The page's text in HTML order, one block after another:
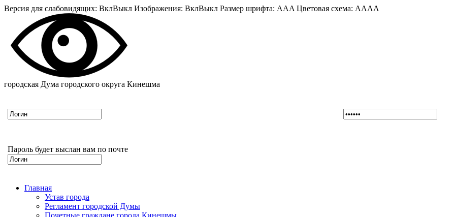
Версия для слабовидящих: ВклВыкл Изображения: ВклВыкл Размер шрифта: AAA Цветовая схема: AAAA
городская Дума городского округа Кинешма
Пароль будет выслан вам по почте
Главная
Устав города
Регламент городской Думы
Почетные граждане города Кинешмы